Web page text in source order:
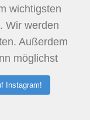
Instagram!